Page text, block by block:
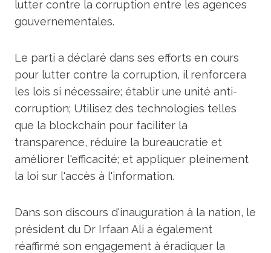
lutter contre la corruption entre les agences
gouvernementales.
Le parti a déclaré dans ses efforts en cours
pour lutter contre la corruption, il renforcera
les lois si nécessaire; établir une unité anti-
corruption; Utilisez des technologies telles
que la blockchain pour faciliter la
transparence, réduire la bureaucratie et
améliorer l'efficacité; et appliquer pleinement
la loi sur l'accès à l'information.
Dans son discours d'inauguration à la nation, le
président du Dr Irfaan Ali a également
réaffirmé son engagement à éradiquer la